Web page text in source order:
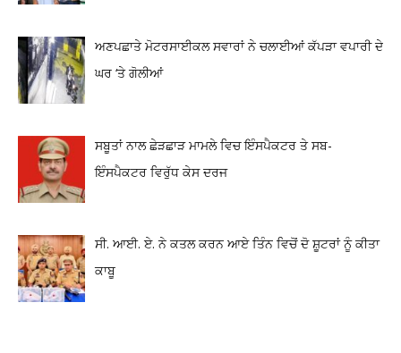
ਅਣਪਛਾਤੇ ਮੋਟਰਸਾਈਕਲ ਸਵਾਰਾਂ ਨੇ ਚਲਾਈਆਂ ਕੱਪੜਾ ਵਪਾਰੀ ਦੇ
ਘਰ ‘ਤੇ ਗੋਲੀਆਂ
ਸਬੂਤਾਂ ਨਾਲ ਛੇੜਛਾੜ ਮਾਮਲੇ ਵਿਚ ਇੰਸਪੈਕਟਰ ਤੇ ਸਬ-
ਇੰਸਪੈਕਟਰ ਵਿਰੁੱਧ ਕੇਸ ਦਰਜ
ਸੀ. ਆਈ. ਏ. ਨੇ ਕਤਲ ਕਰਨ ਆਏ ਤਿੰਨ ਵਿਚੋਂ ਦੋ ਸ਼ੂਟਰਾਂ ਨੂੰ ਕੀਤਾ
ਕਾਬੂ